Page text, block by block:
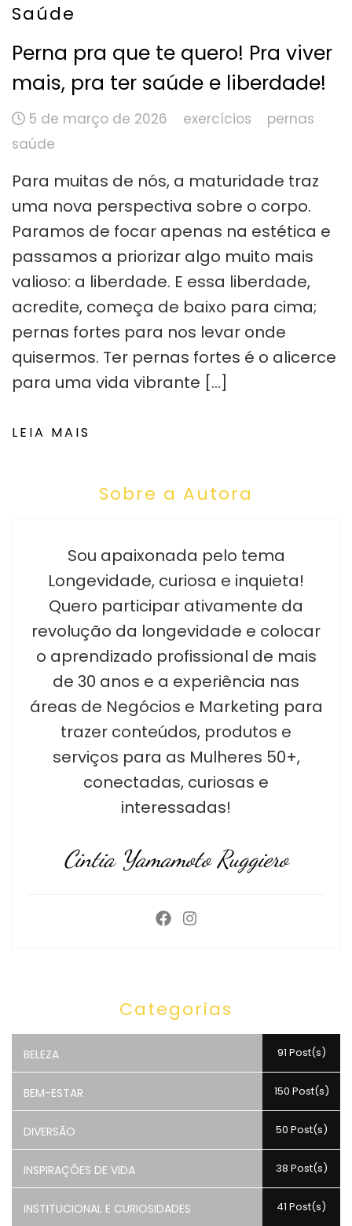
Saúde
Perna pra que te quero! Pra viver
mais, pra ter saúde e liberdade!
5 de março de 2026 exercícios
pernas
saúde
Para muitas de nós, a maturidade traz
uma nova perspectiva sobre o corpo.
Paramos de focar apenas na estética e
passamos a priorizar algo muito mais
valioso: a liberdade. E essa liberdade,
acredite, começa de baixo para cima;
pernas fortes para nos levar onde
quisermos. Ter pernas fortes é o alicerce
para uma vida vibrante […]
LEIA MAIS
Sobre a Autora
Sou apaixonada pelo tema
Longevidade, curiosa e inquieta!
Quero participar ativamente da
revolução da longevidade e colocar
o aprendizado profissional de mais
de 30 anos e a experiência nas
áreas de Negócios e Marketing para
trazer conteúdos, produtos e
serviços para as Mulheres 50+,
conectadas, curiosas e
interessadas!
Cintia Yamamoto Ruggiero
Categorias
BELEZA 91 Post(s)
BEM-ESTAR 150 Post(s)
DIVERSÃO 50 Post(s)
INSPIRAÇÕES DE VIDA 38 Post(s)
INSTITUCIONAL E CURIOSIDADES 41 Post(s)